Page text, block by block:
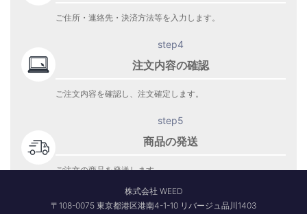
ご住所・連絡先・決済方法等を入力します。
step4
注文内容の確認
ご注文内容を確認し、注文確定します。
step5
商品の発送
ご注文の商品を発送します。
株式会社 WEED
〒108-0075 東京都港区港南4-1-10 リバージュ品川1403